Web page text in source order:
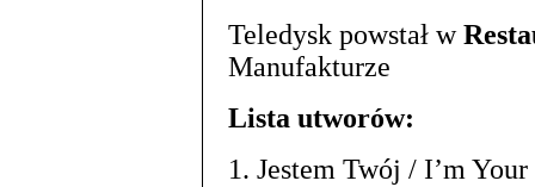
Teledysk powstał w
Manufakturze
Lista utworów:
1. Jestem Twój / I’m